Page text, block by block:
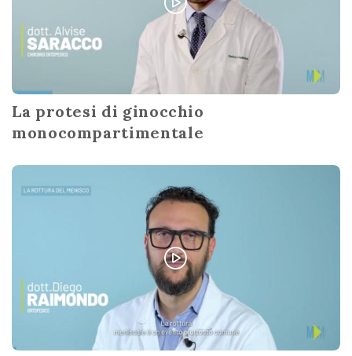
La protesi di ginocchio
monocompartimentale